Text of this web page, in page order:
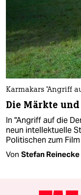
Karmakars "Angriff
Die Märkte
In "Angriff auf die
neun intellektuelle
Politischen zum
Von Stefan Reinecke